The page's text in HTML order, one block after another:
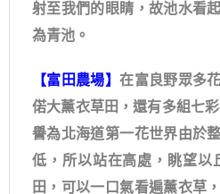
射至我們的眼睛，故池水看
為青池。
【富田農場】在富良野眾多
偌大薰衣草田，還有多組七
譽為北海道第一花世界由於
低，所以站在高處，眺望以
田，可以一口氣看遍薰衣草